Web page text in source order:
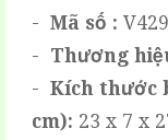
- Mã số : V429
- Thương
- Kích thước
cm): 23 x 7 x